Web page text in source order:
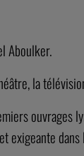
Aboulker.
la
ouvrages
exigeante